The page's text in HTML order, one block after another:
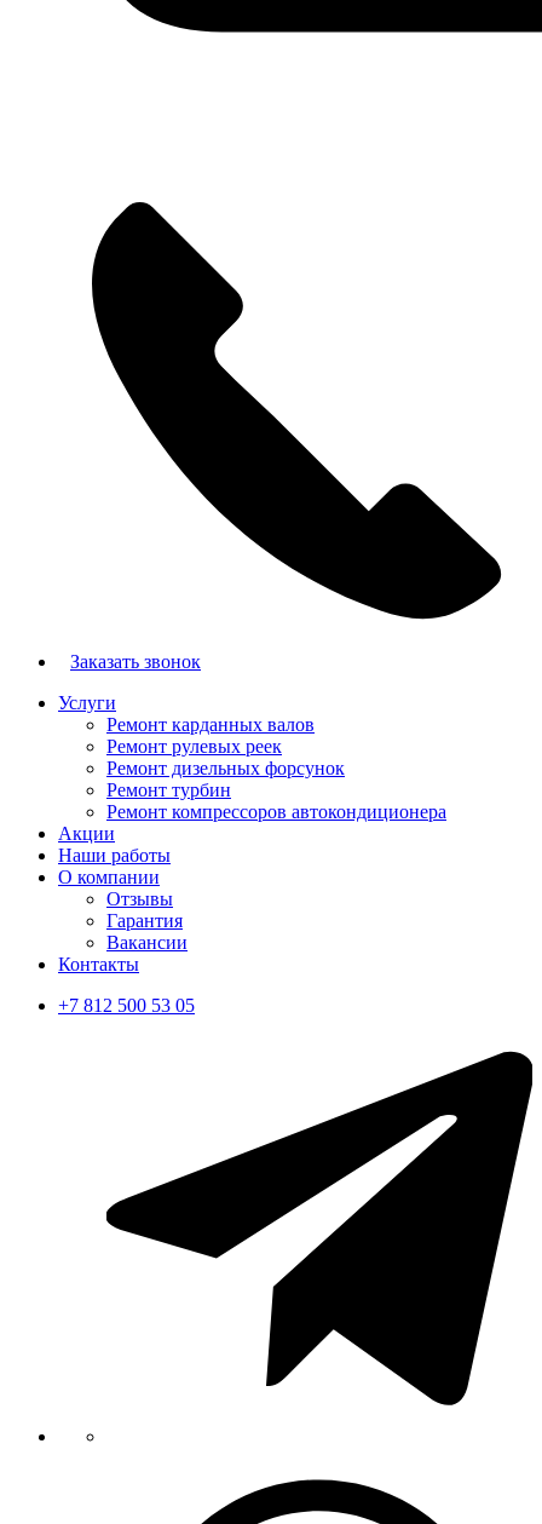
Заказать звонок
Услуги
Ремонт карданных валов
Ремонт рулевых реек
Ремонт дизельных форсунок
Ремонт турбин
Ремонт компрессоров автокондиционера
Акции
Наши работы
О компании
Отзывы
Гарантия
Вакансии
Контакты
+7 812 500 53 05